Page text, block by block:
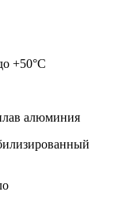
+50°C
алюминия